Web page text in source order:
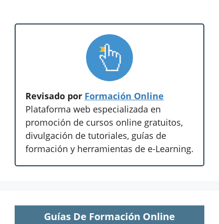
Revisado por Formación Online
Plataforma web especializada en
promoción de cursos online gratuitos,
divulgación de tutoriales, guías de
formación y herramientas de e-Learning.
Guías De Formación Online